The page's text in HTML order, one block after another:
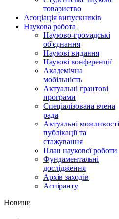
товариство
Асоціація випускників
Наукова робота
Науково-громадські
об'єднання
Наукові видання
Наукові конференції
Академічна
мобільність
Актуальні грантові
програми
Спеціалізована вчена
рада
Актуальні можливості
публікації та
стажування
План наукової роботи
Фундаментальні
дослідження
Архів заходів
Аспіранту
Hовини